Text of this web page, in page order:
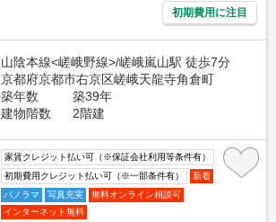
初期費用に注目
山陰本線<嵯峨野線>/嵯峨嵐山駅 徒歩7分
京都府京都市右京区嵯峨天龍寺角倉町
築年数
築39年
建物階数
2階建
家賃クレジット払い可（※保証会社利用等条件有）
初期費用クレジット払い可（※一部条件有）
新着
パノラマ
写真充実
無料オンライン相談可
インターネット無料